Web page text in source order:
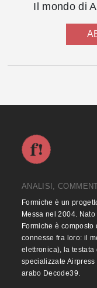
Il mondo di
ANALISI,
Formiche è un
Messa nel 2004.
Formiche è
connesse fra loro: il
elettronica), la
specializzate
arabo Decode39.